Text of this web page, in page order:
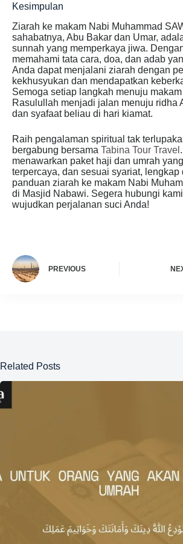
Kesimpulan
Ziarah ke makam Nabi Muhammad
sahabatnya, Abu Bakar dan Umar,
sunnah yang memperkaya jiwa.
memahami tata cara, doa, dan adab
Anda dapat menjalani ziarah dengan
kekhusyukan dan mendapatkan
Semoga setiap langkah menuju makam
Rasulullah menjadi jalan menuju ridha
dan syafaat beliau di hari kiamat.
Raih pengalaman spiritual tak
bergabung bersama Tabina Tour Travel
menawarkan paket haji dan umrah
terpercaya, dan sesuai syariat, lengkap
panduan ziarah ke makam Nabi
di Masjid Nabawi. Segera hubungi
wujudkan perjalanan suci Anda!
PREVIOUS
Related Posts